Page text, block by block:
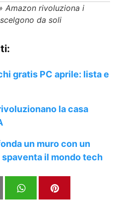
Amazon rivoluziona i
da soli
gratis PC aprile: lista e
la casa
un muro con un
il mondo tech